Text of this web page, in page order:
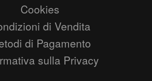
Cookies
di Vendita
di Pagamento
sulla Privacy